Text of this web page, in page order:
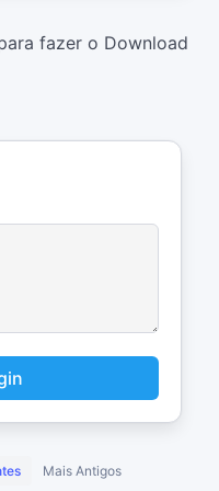
fazer o Download
Mais Antigos